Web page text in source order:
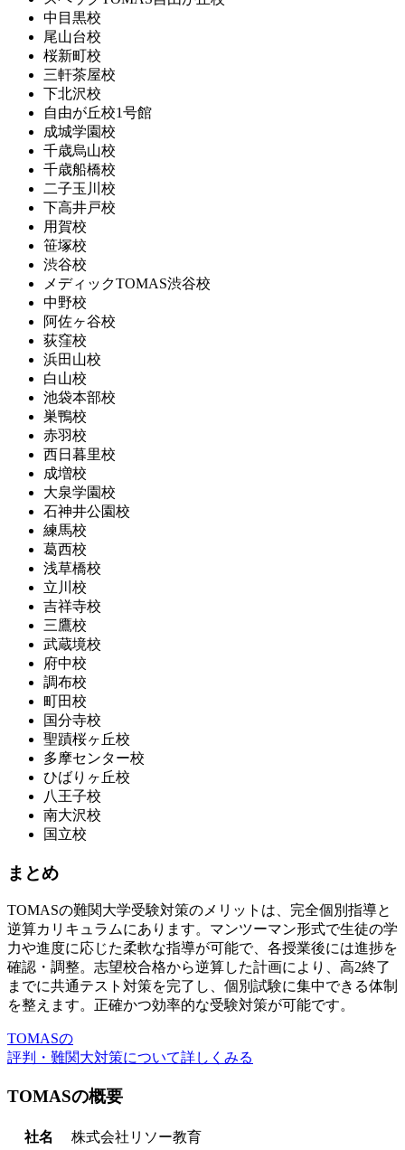
中目黒校
尾山台校
桜新町校
三軒茶屋校
下北沢校
自由が丘校1号館
成城学園校
千歳烏山校
千歳船橋校
二子玉川校
下高井戸校
用賀校
笹塚校
渋谷校
メディックTOMAS渋谷校
中野校
阿佐ヶ谷校
荻窪校
浜田山校
白山校
池袋本部校
巣鴨校
赤羽校
西日暮里校
成増校
大泉学園校
石神井公園校
練馬校
葛西校
浅草橋校
立川校
吉祥寺校
三鷹校
武蔵境校
府中校
調布校
町田校
国分寺校
聖蹟桜ヶ丘校
多摩センター校
ひばりヶ丘校
八王子校
南大沢校
国立校
まとめ
TOMASの難関大学受験対策のメリットは、完全個別指導と
逆算カリキュラムにあります。マンツーマン形式で生徒の学
力や進度に応じた柔軟な指導が可能で、各授業後には進捗を
確認・調整。志望校合格から逆算した計画により、高2終了
までに共通テスト対策を完了し、個別試験に集中できる体制
を整えます。正確かつ効率的な受験対策が可能です。
TOMASの
評判・難関大対策について詳しくみる
TOMASの概要
社名
株式会社リソー教育